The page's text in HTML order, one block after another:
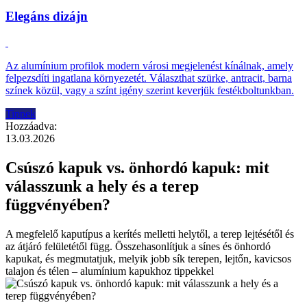
Elegáns dizájn
Az alumínium profilok modern városi megjelenést kínálnak, amely
felpezsdíti ingatlana környezetét. Választhat szürke, antracit, barna
színek közül, vagy a színt igény szerint keverjük festékboltunkban.
Tippek
Hozzáadva:
13.03.2026
Csúszó kapuk vs. önhordó kapuk: mit
válasszunk a hely és a terep
függvényében?
A megfelelő kaputípus a kerítés melletti helytől, a terep lejtésétől és
az átjáró felületétől függ. Összehasonlítjuk a sínes és önhordó
kapukat, és megmutatjuk, melyik jobb sík terepen, lejtőn, kavicsos
talajon és télen – alumínium kapukhoz tippekkel